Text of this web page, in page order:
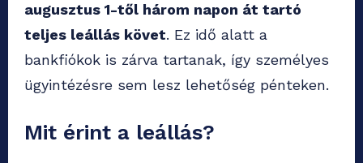
augusztus 1-től három napon át tartó
teljes leállás követ. Ez idő alatt a
bankfiókok is zárva tartanak, így személyes
ügyintézésre sem lesz lehetőség pénteken.
Mit érint a leállás?